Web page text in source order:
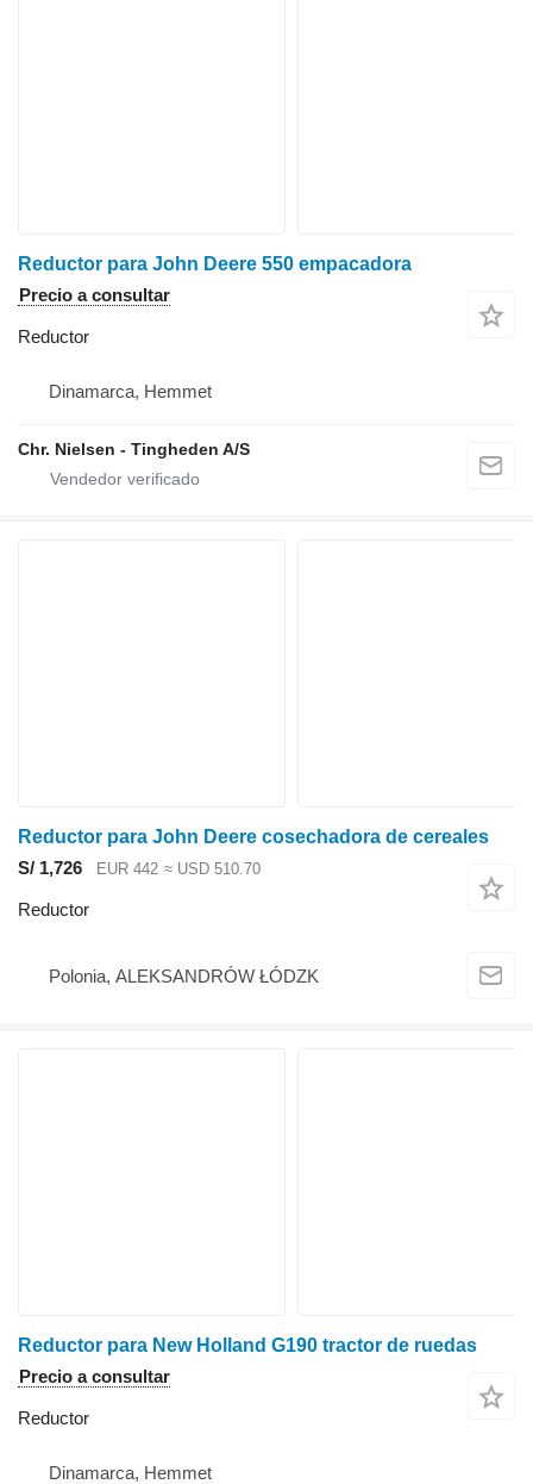
Reductor para John Deere 550 empacadora
Precio a consultar
Reductor
Dinamarca, Hemmet
Chr. Nielsen - Tingheden A/S
Reductor para John Deere cosechadora de cereales
S/ 1,726
EUR 442 ≈ USD 510.70
Reductor
Polonia, ALEKSANDRÓW ŁÓDZK
Reductor para New Holland G190 tractor de ruedas
Precio a consultar
Reductor
Dinamarca, Hemmet